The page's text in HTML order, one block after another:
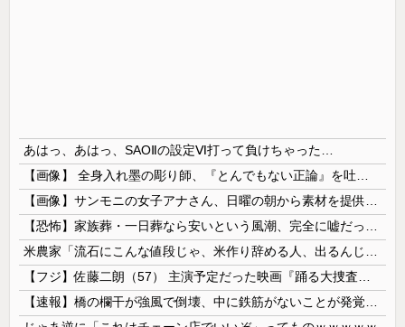
あはっ、あはっ、SAOⅡの設定Ⅵ打って負けちゃった…